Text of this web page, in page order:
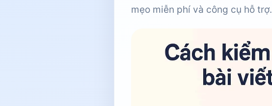
mẹo miễn phí và công cụ hỗ trợ.